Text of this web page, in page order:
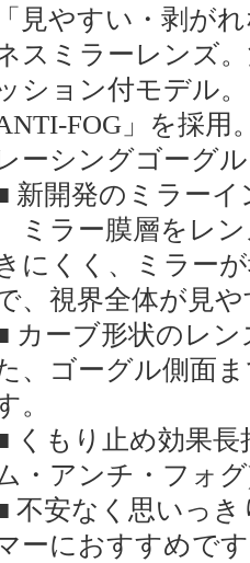
「見やすい・剥
スミラーレンズ
ション付モデル
FOG」を採
ーシングゴーグ
新開発のミラー
ミラー膜層をレン
にくく、ミラー
、視界全体が見
カーブ形状のレ
、ゴーグル側面
。
くもり止め効果
・アンチ・フォ
不安なく思いっ
ーにおすすめで